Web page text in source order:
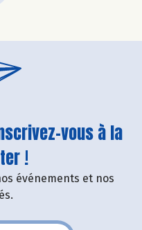
vous à la
!
événements et nos